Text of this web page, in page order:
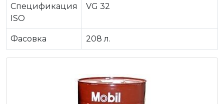
Спецификация
ISO
VG 32
Фасовка 208 л.